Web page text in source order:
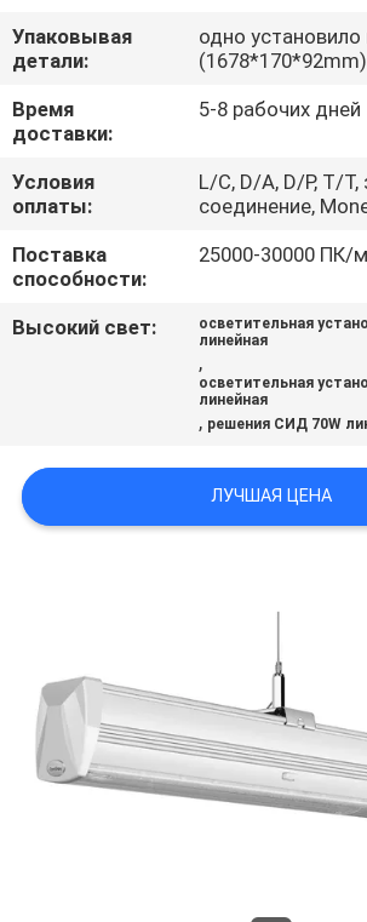
СПРОСИТЕ
ЦИТАТУ
NEWS
Упаковывая
детали:
одно
(1678*170*92mm)
Время
доставки:
5-8 рабочих дней
Условия
оплаты:
L/C, D/A, D/P, T/
соединение,
Поставка
способности:
25000-30000 ПК/
Высокий свет:
осветительная
линейная
,
осветительная
линейная
, решения СИД 70W
ЛУЧШАЯ ЦЕНА